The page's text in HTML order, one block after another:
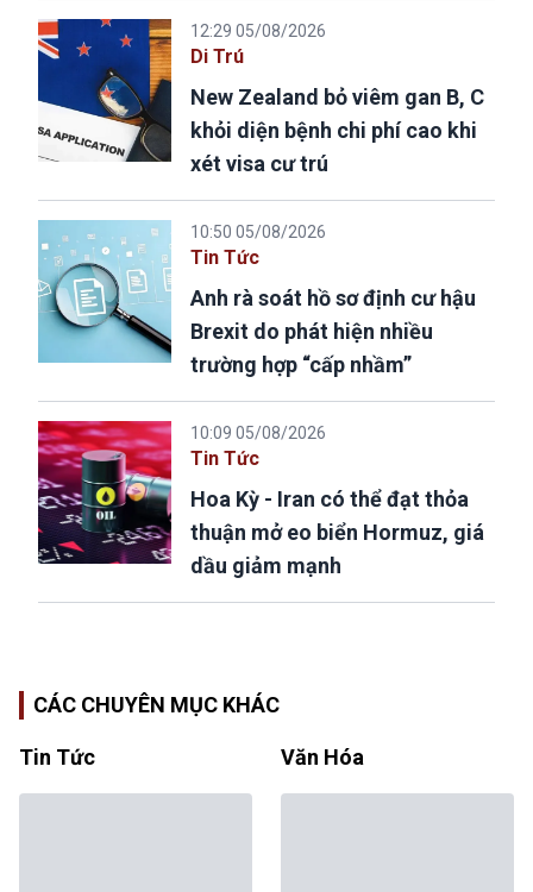
12:29 05/08/2026
Di Trú
New Zealand bỏ viêm gan B, C
khỏi diện bệnh chi phí cao khi
xét visa cư trú
10:50 05/08/2026
Tin Tức
Anh rà soát hồ sơ định cư hậu
Brexit do phát hiện nhiều
trường hợp “cấp nhầm”
10:09 05/08/2026
Tin Tức
Hoa Kỳ - Iran có thể đạt thỏa
thuận mở eo biển Hormuz, giá
dầu giảm mạnh
CÁC CHUYÊN MỤC KHÁC
Tin Tức Văn Hóa